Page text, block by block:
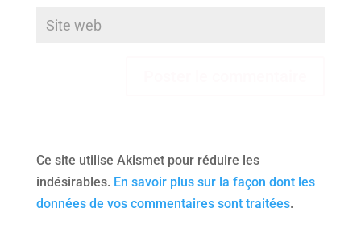
Ce site utilise Akismet pour réduire les
indésirables. En savoir plus sur la façon dont les
données de vos commentaires sont traitées.